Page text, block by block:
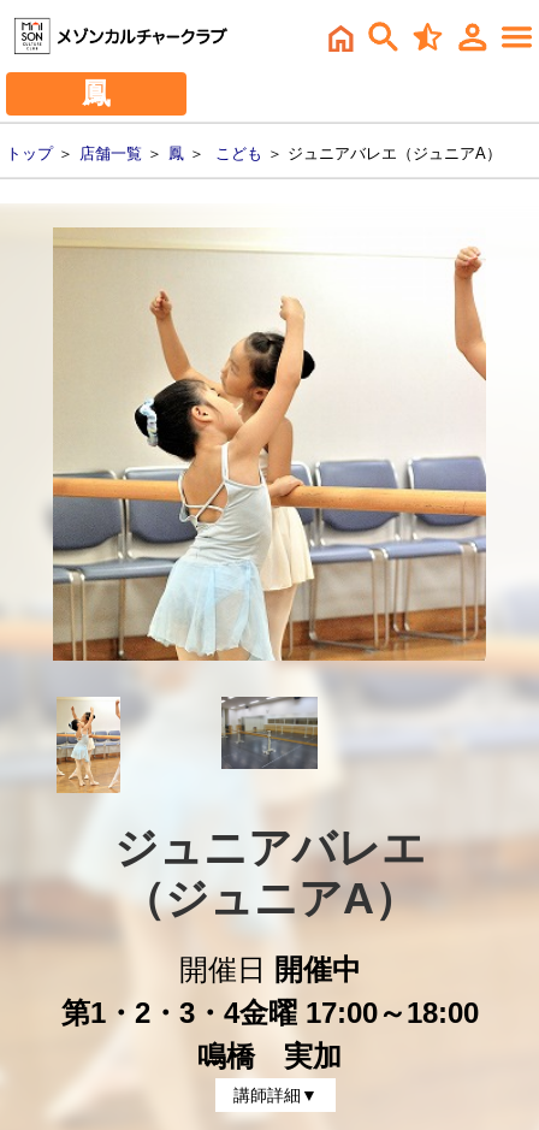
鳳
トップ＞ 店舗一覧 ＞ 鳳 ＞ こども ＞ ジュニアバレエ（ジュニアA）
ジュニアバレエ
（ジュニアA）
開催日
開催中
第1・2・3・4金曜 17:00～18:00
鳴橋 実加
講師詳細▼